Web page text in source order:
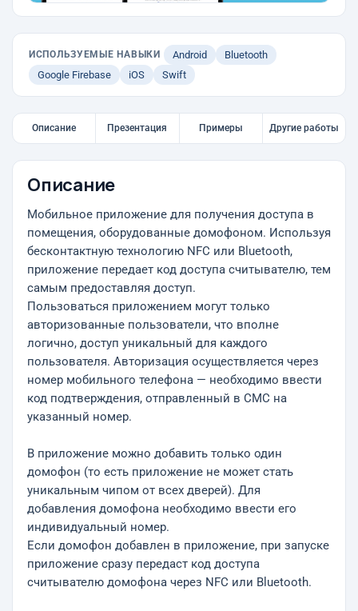
ИСПОЛЬЗУЕМЫЕ НАВЫКИ Android
Bluetooth
Google Firebase
iOS Swift
Описание Презентация Примеры Другие работы
Описание
Мобильное приложение для получения доступа в
помещения, оборудованные домофоном. Используя
бесконтактную технологию NFC или Bluetooth,
приложение передает код доступа считывателю, тем
самым предоставляя доступ.
Пользоваться приложением могут только
авторизованные пользователи, что вполне
логично, доступ уникальный для каждого
пользователя. Авторизация осуществляется через
номер мобильного телефона — необходимо ввести
код подтверждения, отправленный в СМС на
указанный номер.
В приложение можно добавить только один
домофон (то есть приложение не может стать
уникальным чипом от всех дверей). Для
добавления домофона необходимо ввести его
индивидуальный номер.
Если домофон добавлен в приложение, при запуске
приложение сразу передаст код доступа
считывателю домофона через NFC или Bluetooth.